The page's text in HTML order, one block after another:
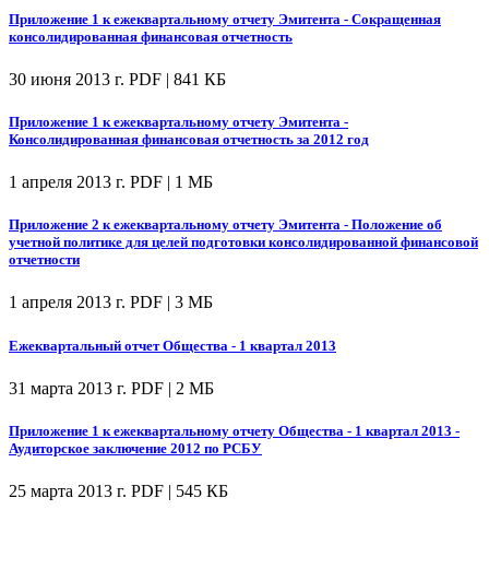
Приложение 1 к ежеквартальному отчету Эмитента - Сокращенная
консолидированная финансовая отчетность
30 июня 2013 г. PDF | 841 КБ
Приложение 1 к ежеквартальному отчету Эмитента -
Консолидированная финансовая отчетность за 2012 год
1 апреля 2013 г. PDF | 1 МБ
Приложение 2 к ежеквартальному отчету Эмитента - Положение об
учетной политике для целей подготовки консолидированной финансовой
отчетности
1 апреля 2013 г. PDF | 3 МБ
Ежеквартальный отчет Общества - 1 квартал 2013
31 марта 2013 г. PDF | 2 МБ
Приложение 1 к ежеквартальному отчету Общества - 1 квартал 2013 -
Аудиторское заключение 2012 по РСБУ
25 марта 2013 г. PDF | 545 КБ